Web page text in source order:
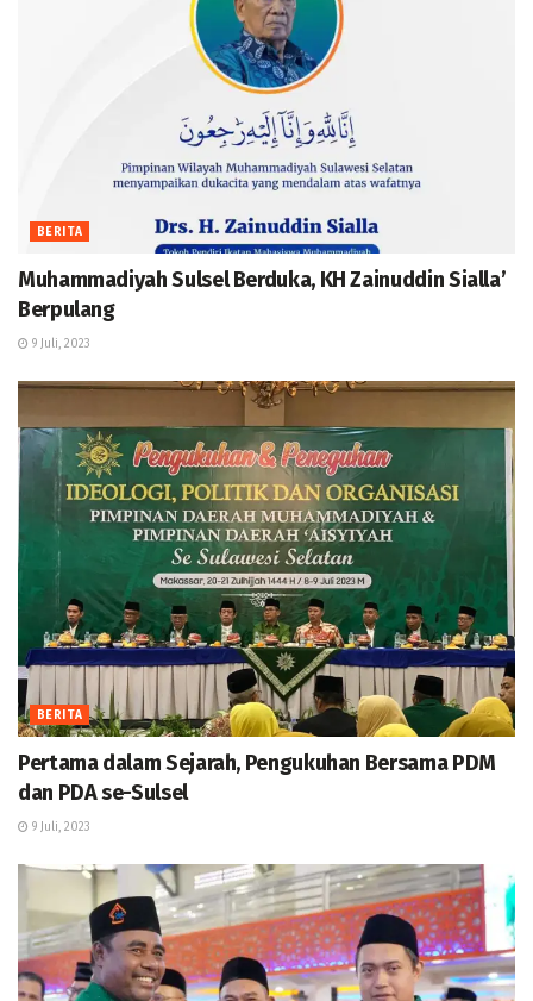
BERITA
Muhammadiyah Sulsel Berduka, KH Zainuddin Sialla’
Berpulang
9 Juli, 2023
BERITA
Pertama dalam Sejarah, Pengukuhan Bersama PDM
dan PDA se-Sulsel
9 Juli, 2023